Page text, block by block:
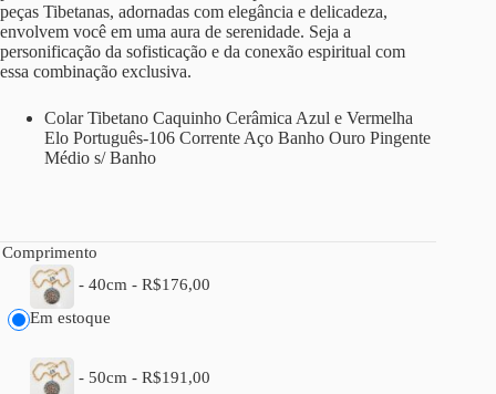
peças Tibetanas, adornadas com elegância e delicadeza,
envolvem você em uma aura de serenidade. Seja a
personificação da sofisticação e da conexão espiritual com
essa combinação exclusiva.
Colar Tibetano Caquinho Cerâmica Azul e Vermelha
Elo Português-106 Corrente Aço Banho Ouro Pingente
Médio s/ Banho
Comprimento
- 40cm - R$176,00
Em estoque
- 50cm - R$191,00